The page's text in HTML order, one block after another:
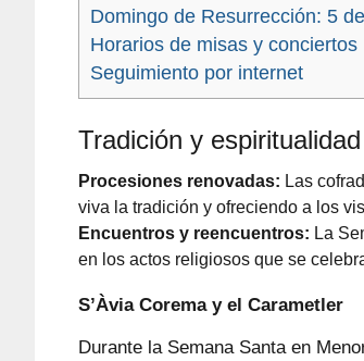
Domingo de Resurrección: 5
Horarios de misas y conciertos
Seguimiento por internet
Tradición y espiritualidad
Procesiones renovadas: Las
viva la tradición y ofreciendo a los
Encuentros y reencuentros: La
en los actos religiosos que se
S’Àvia Corema y el Carametler
Durante la Semana Santa en